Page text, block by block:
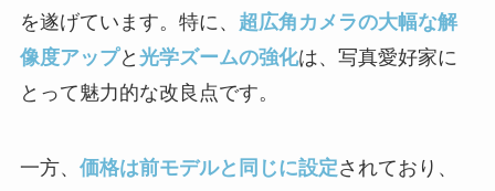
を遂げています。特に、 超広角カメラの大幅な解
像度アップと 光学ズームの強化は、写真愛好家に
とって魅力的な改良点です。
一方、 価格は前モデルと同じに設定されており、